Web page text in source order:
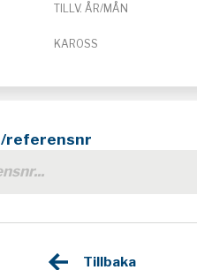
TILLV. ÅR/MÅN
KAROSS
referensnr
Tillbaka